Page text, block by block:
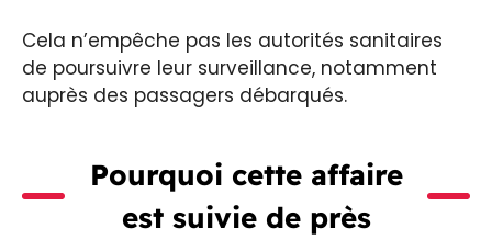
Cela n’empêche pas les autorités sanitaires
de poursuivre leur surveillance, notamment
auprès des passagers débarqués.
Pourquoi cette affaire
est suivie de près